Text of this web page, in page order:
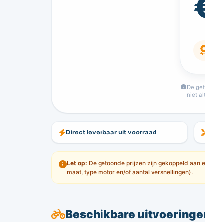
De
niet
Direct leverbaar uit voorraad
Let op: De getoonde prijzen zijn gekoppeld aan
maat, type motor en/of aantal versnellingen).
Beschikbare